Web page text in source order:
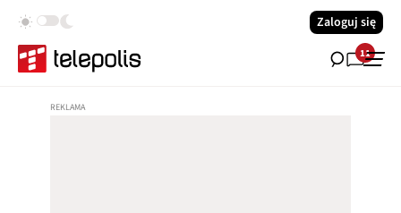
Zaloguj się
11